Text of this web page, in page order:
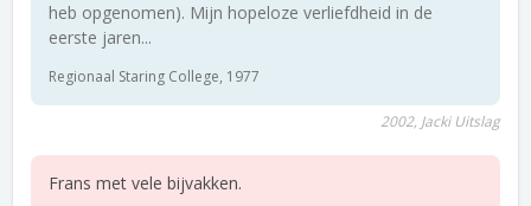
heb opgenomen). Mijn hopeloze verliefdheid in de
eerste jaren...
Regionaal Staring College, 1977
2002, Jacki Uitslag
Frans met vele bijvakken.